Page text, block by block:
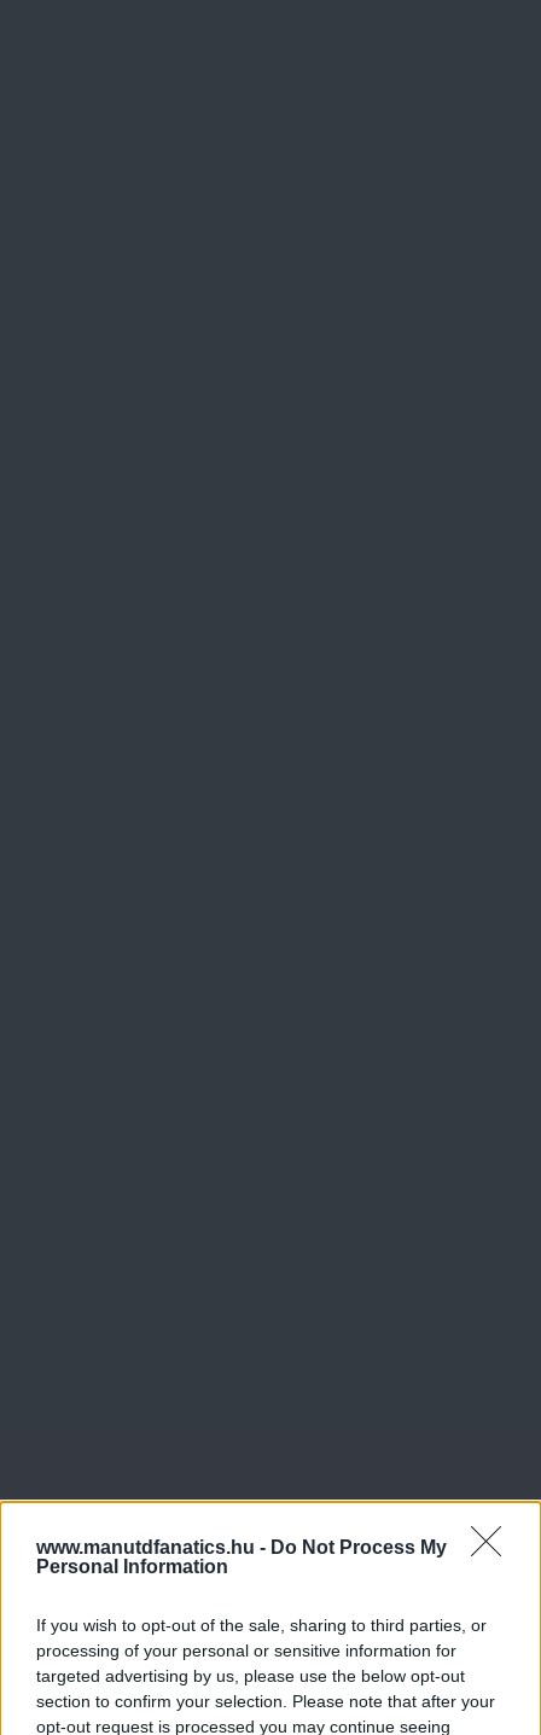
www.manutdfanatics.hu - Do Not Process My
Personal Information
If you wish to opt-out of the sale, sharing to third parties, or
processing of your personal or sensitive information for
targeted advertising by us, please use the below opt-out
section to confirm your selection. Please note that after your
opt-out request is processed you may continue seeing